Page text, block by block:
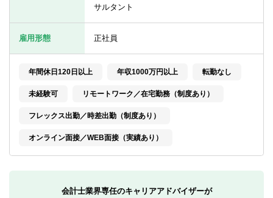
サービス紹介
業界情報
求人情報
サルタント
雇用形態 正社員
年間休日120日以上 年収1000万円以上 転勤なし
未経験可 リモートワーク／在宅勤務（制度あり）
フレックス出勤／時差出勤（制度あり）
オンライン面接／WEB面接（実績あり）
会計士業界専任のキャリアアドバイザーが